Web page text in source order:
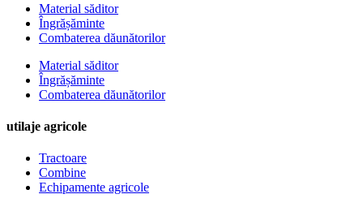
Material săditor
Îngrășăminte
Combaterea dăunătorilor
Material săditor
Îngrășăminte
Combaterea dăunătorilor
utilaje agricole
Tractoare
Combine
Echipamente agricole